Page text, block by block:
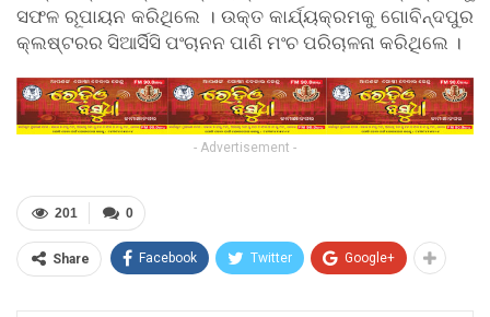
ସଫଳ ରୂପାୟନ କରିଥିଲେ । ଉକ୍ତ କାର୍ଯ୍ୟକ୍ରମକୁ ଗୋବିନ୍ଦପୁର
କ୍ଲଷ୍ଟରର ସିଆର୍ସିସି ପଂଚାନନ ପାଣି ମଂଚ ପରିଚାଳନା କରିଥିଲେ ।
- Advertisement -
0
201
Share Facebook Twitter Google+